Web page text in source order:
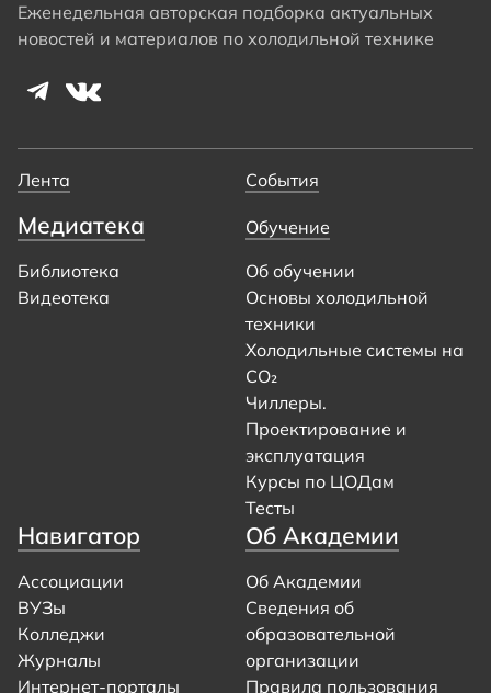
Еженедельная авторская подборка актуальных
новостей и материалов по холодильной технике
Лента События
Медиатека
Библиотека
Видеотека
Обучение
Об обучении
Основы холодильной
техники
Холодильные системы на
CO₂
Чиллеры.
Проектирование и
эксплуатация
Курсы по ЦОДам
Тесты
Навигатор
Ассоциации
ВУЗы
Колледжи
Журналы
Интернет-порталы
Об Академии
Об Академии
Сведения об
образовательной
организации
Правила пользования